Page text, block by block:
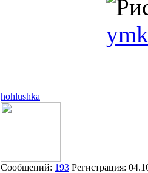
hohlushka
Сообщений: 193 Регистрация: